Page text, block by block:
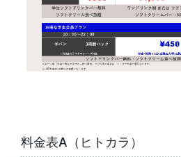
料金表A（ヒトカラ）